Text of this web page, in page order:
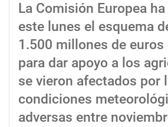
La Comisión Europea
este lunes el esquema
1.500 millones de euros
para dar apoyo a los
se vieron afectados por
condiciones
adversas entre